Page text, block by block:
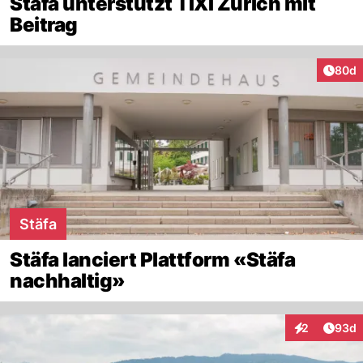
Beitrag
80d
Stäfa
Stäfa lanciert Plattform «Stäfa
nachhaltig»
2
Interaktionen
93d